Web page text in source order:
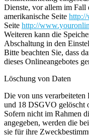
Dienste, vor allem im Fall
amerikanische Seite http://
Seite http://
Weiteren kann die
Abschaltung in den
Bitte beachten Sie, dass
dieses Onlineangebotes
Löschung von Daten
Die von uns verarbeiteten
und 18 DSGVO gelöscht
Sofern nicht im Rahmen
angegeben, werden die
sie für ihre